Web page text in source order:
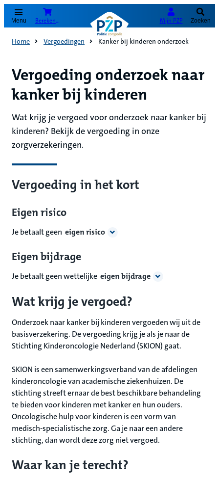
Menu Bereken je premie Mijn PZP Zoeken
Home Vergoedingen Kanker bij kinderen onderzoek
Vergoeding onderzoek naar
kanker bij kinderen
Wat krijg je vergoed voor onderzoek naar kanker bij
kinderen? Bekijk de vergoeding in onze
zorgverzekeringen.
Vergoeding in het kort
Eigen risico
Je betaalt geen eigen risico
Eigen bijdrage
Je betaalt geen wettelijke eigen bijdrage
Wat krijg je vergoed?
Onderzoek naar kanker bij kinderen vergoeden wij uit de
basisverzekering. De vergoeding krijg je als je naar de
Stichting Kinderoncologie Nederland (SKION) gaat.
SKION is een samenwerkingsverband van de afdelingen
kinderoncologie van academische ziekenhuizen. De
stichting streeft ernaar de best beschikbare behandeling
te bieden voor kinderen met kanker en hun ouders.
Oncologische hulp voor kinderen is een vorm van
medisch-specialistische zorg. Ga je naar een andere
stichting, dan wordt deze zorg niet vergoed.
Waar kan je terecht?